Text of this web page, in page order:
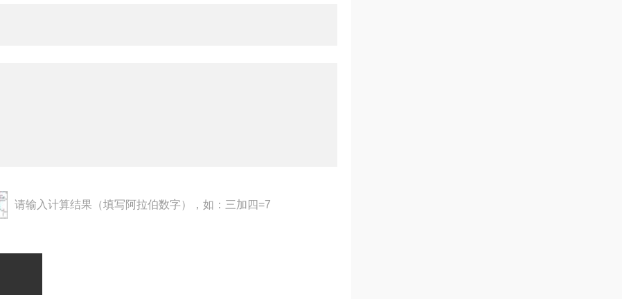
请输入计算结果（填写阿拉伯数字），如：三加四=7